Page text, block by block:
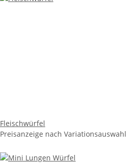
Fleischwürfel
Preisanzeige nach Variationsauswahl